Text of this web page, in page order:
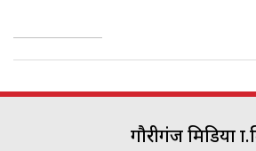
गौरीगंज मिडिया